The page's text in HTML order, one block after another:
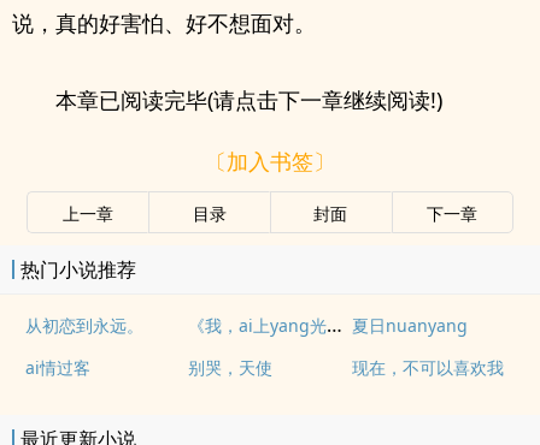
说，真的好害怕、好不想面对。
本章已阅读完毕(请点击下一章继续阅读!)
〔加入书签〕
上一章 目录 封面 下一章
热门小说推荐
从初恋到永远。 《我，ai上yang光了。》 夏日nuanyang
ai情过客
别哭，天使 现在，不可以喜欢我
最近更新小说